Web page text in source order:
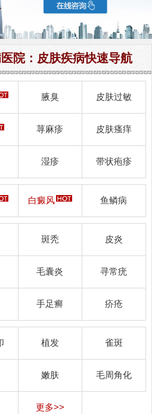
院：皮肤疾病快速导航
腋臭 皮肤过敏
荨麻疹 皮肤瘙痒
湿疹 带状疱疹
白癜风 鱼鳞病
斑秃 皮炎
毛囊炎 寻常疣
手足癣 疥疮
植发 雀斑
嫩肤 毛周角化
更多>>